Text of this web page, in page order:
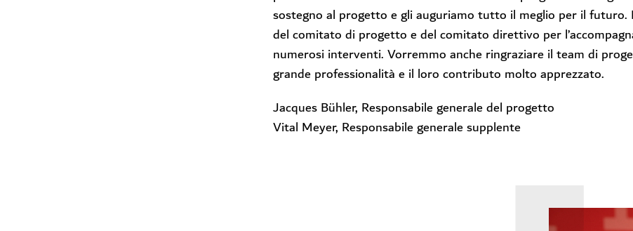
sostegno al progetto e gli auguriamo tutto il meglio per il
del comitato di progetto e del comitato direttivo per
numerosi interventi. Vorremmo anche ringraziare il team di
grande professionalità e il loro contributo molto apprezzato.
Jacques Bühler, Responsabile generale del progetto
Vital Meyer, Responsabile generale supplente